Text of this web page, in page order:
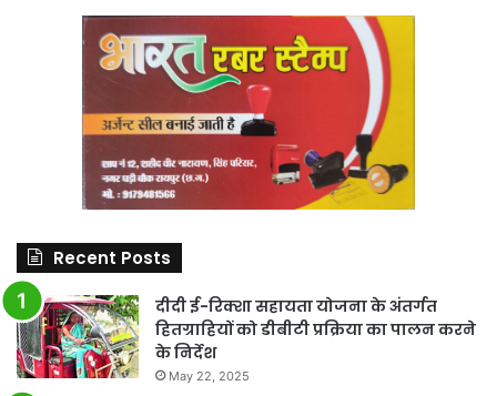
Recent Posts
दीदी ई-रिक्शा सहायता योजना के अंतर्गत
हितग्राहियों को डीबीटी प्रक्रिया का पालन करने
के निर्देश
May 22, 2025